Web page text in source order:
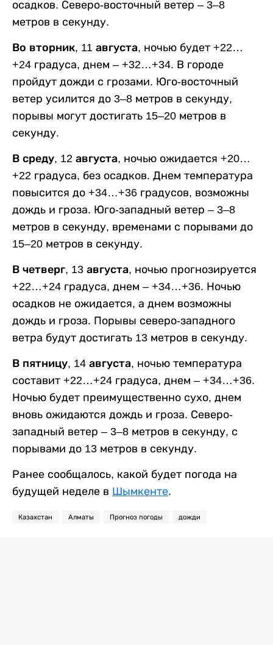
осадков. Северо-восточный ветер – 3–8
метров в секунду.
Во вторник, 11 августа, ночью будет +22…
+24 градуса, днем – +32…+34. В городе
пройдут дожди с грозами. Юго-восточный
ветер усилится до 3–8 метров в секунду,
порывы могут достигать 15–20 метров в
секунду.
В среду, 12 августа, ночью ожидается +20…
+22 градуса, без осадков. Днем температура
повысится до +34…+36 градусов, возможны
дождь и гроза. Юго-западный ветер – 3–8
метров в секунду, временами с порывами до
15–20 метров в секунду.
В четверг, 13 августа, ночью прогнозируется
+22…+24 градуса, днем – +34…+36. Ночью
осадков не ожидается, а днем возможны
дождь и гроза. Порывы северо-западного
ветра будут достигать 13 метров в секунду.
В пятницу, 14 августа, ночью температура
составит +22…+24 градуса, днем – +34…+36.
Ночью будет преимущественно сухо, днем
вновь ожидаются дождь и гроза. Северо-
западный ветер – 3–8 метров в секунду, с
порывами до 13 метров в секунду.
Ранее сообщалось, какой будет погода на
будущей неделе в Шымкенте.
Казахстан Алматы Прогноз погоды дожди